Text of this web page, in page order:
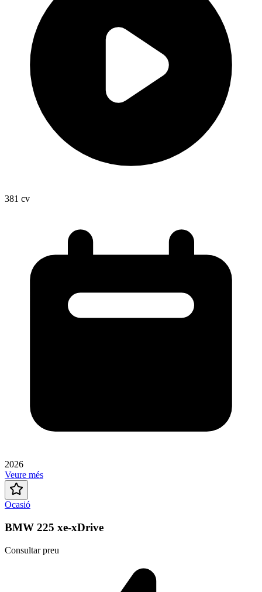
381 cv
2026
Veure més
Ocasió
BMW 225 xe-xDrive
Consultar preu